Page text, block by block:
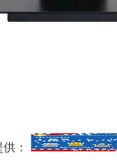
：